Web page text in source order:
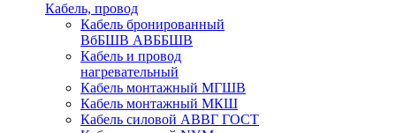
Кабель, провод
Кабель бронированный
ВбБШВ АВББШВ
Кабель и провод
нагревательный
Кабель монтажный МГШВ
Кабель монтажный МКШ
Кабель силовой АВВГ ГОСТ